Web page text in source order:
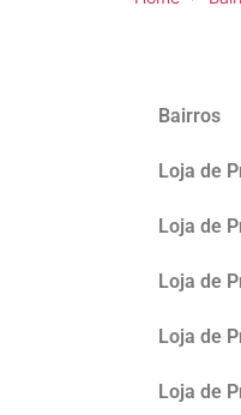
Bairros
Loja de
Loja de
Loja de
Loja de
Loja de